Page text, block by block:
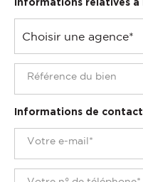
Informations relatives à
Informations de contact